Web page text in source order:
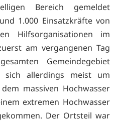
Bereich gemeldet
1.000 Einsatzkräfte von
Hilfsorganisationen im
am vergangenen Tag
Gemeindegebiet
sich allerdings meist um
massiven Hochwasser
extremen Hochwasser
Der Ortsteil war